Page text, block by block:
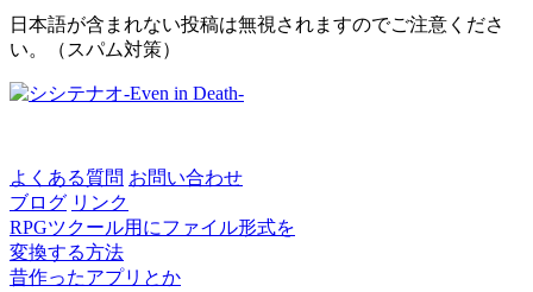
日本語が含まれない投稿は無視されますのでご注意くださ
い。（スパム対策）
よくある質問 お問い合わせ
ブログ リンク
RPGツクール用にファイル形式を
変換する方法
昔作ったアプリとか